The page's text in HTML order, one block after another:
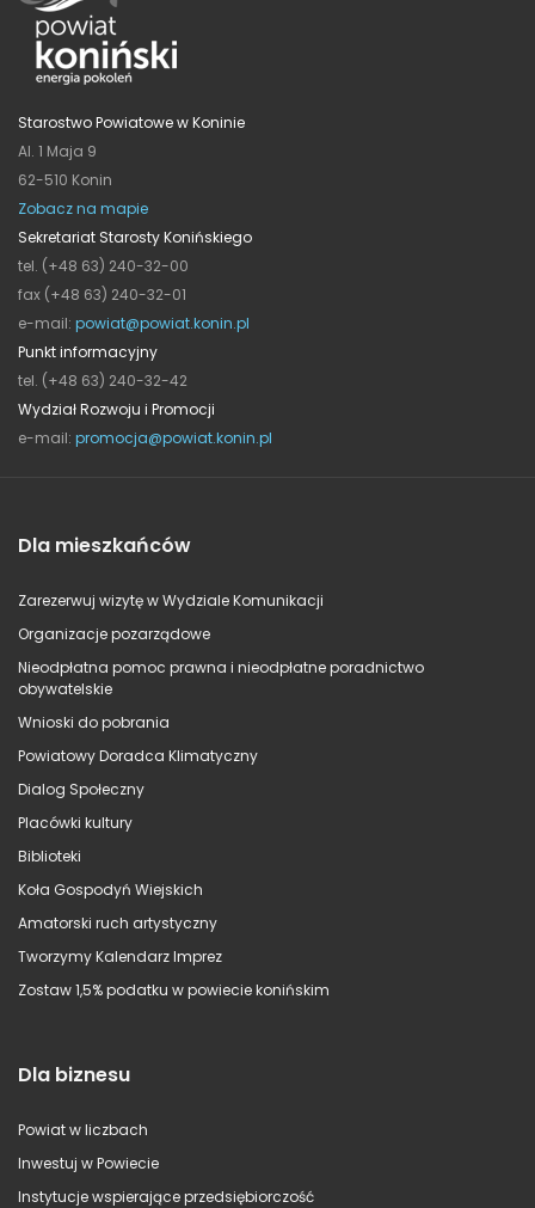
Starostwo Powiatowe w Koninie
Al. 1 Maja 9
62-510 Konin
Zobacz na mapie
Sekretariat Starosty Konińskiego
tel. (+48 63) 240-32-00
fax (+48 63) 240-32-01
e-mail: powiat@powiat.konin.pl
Punkt informacyjny
tel. (+48 63) 240-32-42
Wydział Rozwoju i Promocji
e-mail: promocja@powiat.konin.pl
Dla mieszkańców
Zarezerwuj wizytę w Wydziale Komunikacji
Organizacje pozarządowe
Nieodpłatna pomoc prawna i nieodpłatne poradnictwo
obywatelskie
Wnioski do pobrania
Powiatowy Doradca Klimatyczny
Dialog Społeczny
Placówki kultury
Biblioteki
Koła Gospodyń Wiejskich
Amatorski ruch artystyczny
Tworzymy Kalendarz Imprez
Zostaw 1,5% podatku w powiecie konińskim
Dla biznesu
Powiat w liczbach
Inwestuj w Powiecie
Instytucje wspierające przedsiębiorczość